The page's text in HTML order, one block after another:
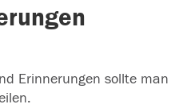
Erinnerungen sollte man